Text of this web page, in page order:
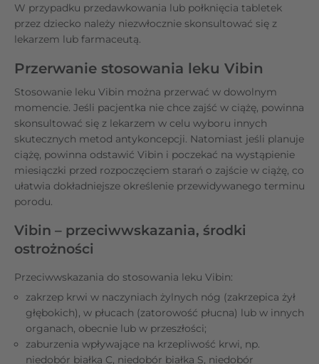
W przypadku przedawkowania lub połknięcia tabletek
przez dziecko należy niezwłocznie skonsultować się z
lekarzem lub farmaceutą.
Przerwanie stosowania leku Vibin
Stosowanie leku Vibin można przerwać w dowolnym
momencie. Jeśli pacjentka nie chce zajść w ciążę, powinna
skonsultować się z lekarzem w celu wyboru innych
skutecznych metod antykoncepcji. Natomiast jeśli planuje
ciążę, powinna odstawić Vibin i poczekać na wystąpienie
miesiączki przed rozpoczęciem starań o zajście w ciążę, co
ułatwia dokładniejsze określenie przewidywanego terminu
porodu.
Vibin – przeciwwskazania, środki
ostrożności
Przeciwwskazania do stosowania leku Vibin:
zakrzep krwi w naczyniach żylnych nóg (zakrzepica żył
głębokich), w płucach (zatorowość płucna) lub w innych
organach, obecnie lub w przeszłości;
zaburzenia wpływające na krzepliwość krwi, np.
niedobór białka C, niedobór białka S, niedobór